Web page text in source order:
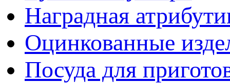
Наградная
Оцинкованные
Посуда для